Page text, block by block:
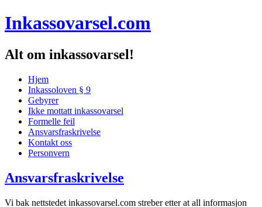
Inkassovarsel.com
Alt om inkassovarsel!
Hjem
Inkassoloven § 9
Gebyrer
Ikke mottatt inkassovarsel
Formelle feil
Ansvarsfraskrivelse
Kontakt oss
Personvern
Ansvarsfraskrivelse
Vi bak nettstedet inkassovarsel.com streber etter at all informasjon